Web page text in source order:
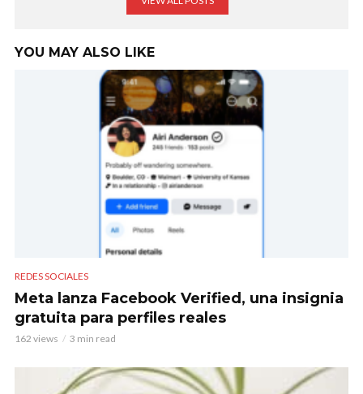
YOU MAY ALSO LIKE
REDES SOCIALES
Meta lanza Facebook Verified, una insignia
gratuita para perfiles reales
162 views 3 min read